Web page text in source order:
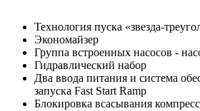
Технология пуска «звезда-
Экономайзер
Группа встроенных насосов -
Гидравлический набор
Два ввода питания и система
запуска Fast Start Ramp
Блокировка всасывания